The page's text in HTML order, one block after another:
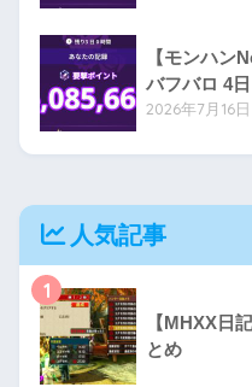
【モンハン
バフバロ 4
2026年7月16日
人気記事
1
【MHXX日
とめ